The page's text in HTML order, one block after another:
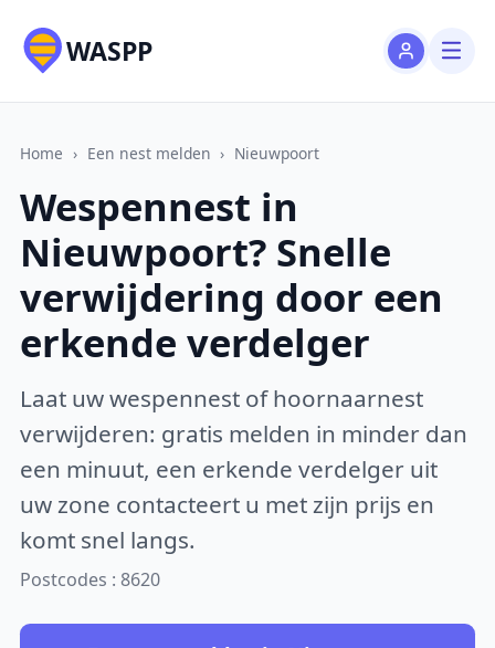
WASPP
Home › Een nest melden › Nieuwpoort
Wespennest in
Nieuwpoort? Snelle
verwijdering door een
erkende verdelger
Laat uw wespennest of hoornaarnest
verwijderen: gratis melden in minder dan
een minuut, een erkende verdelger uit
uw zone contacteert u met zijn prijs en
komt snel langs.
Postcodes : 8620